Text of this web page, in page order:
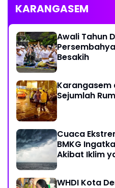
KARANGASEM
Awali Tahun
Besakih
Karangasem
Sejumlah
Cuaca
BMKG
Akibat Iklim
WHDI Kota